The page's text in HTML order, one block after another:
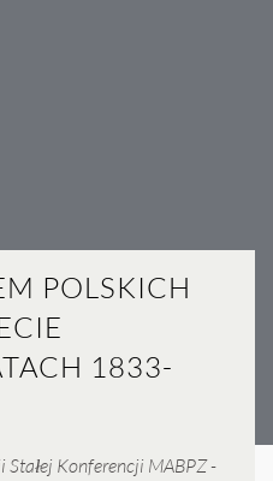
POLSKICH
1833-
Stałej Konferencji MABPZ -